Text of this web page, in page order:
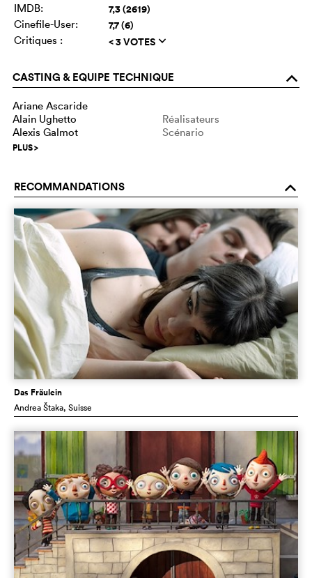
IMDB:
7,3 (2619)
Cinefile-User: 7,7 (6)
Critiques : < 3 VOTES q
CASTING & EQUIPE TECHNIQUE o
Ariane Ascaride
Alain Ughetto
Réalisateurs
Alexis Galmot
Scénario
PLUS>
RECOMMANDATIONS o
Das Fräulein
Andrea Štaka, Suisse